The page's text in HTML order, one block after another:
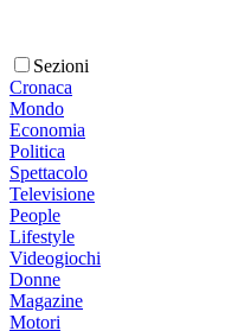
Sezioni
Cronaca
Mondo
Economia
Politica
Spettacolo
Televisione
People
Lifestyle
Videogiochi
Donne
Magazine
Motori